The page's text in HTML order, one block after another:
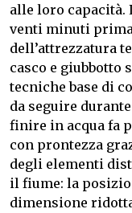
alle loro capacità.
venti minuti
dell’attrezzatura
casco e giubbotto
tecniche base di
da seguire
finire in acqua fa
con prontezza
degli elementi
il fiume: la
dimensione